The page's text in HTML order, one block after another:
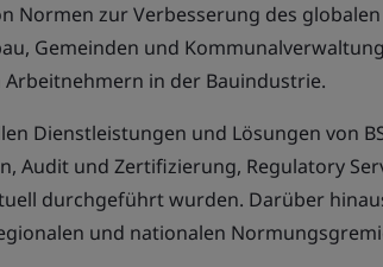
Normen zur Verbesserung des
Gemeinden und
Arbeitnehmern in der Bauindustrie.
Dienstleistungen und Lösungen von
, Audit und Zertifizierung, Regulatory
durchgeführt wurden. Darüber
und nationalen